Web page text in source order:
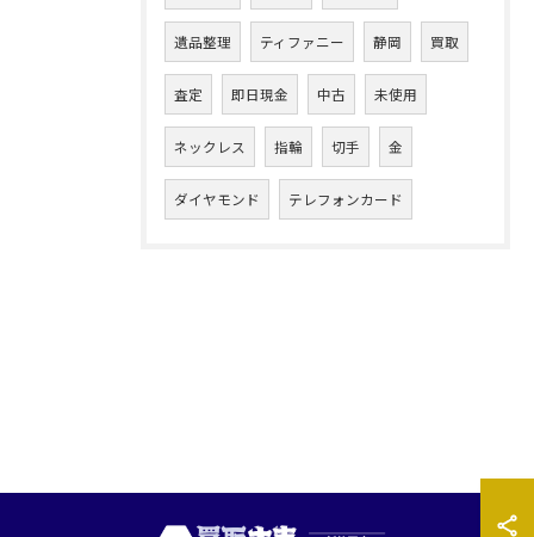
遺品整理 ティファニー 静岡 買取
査定 即日現金 中古 未使用
ネックレス 指輪 切手 金
ダイヤモンド テレフォンカード